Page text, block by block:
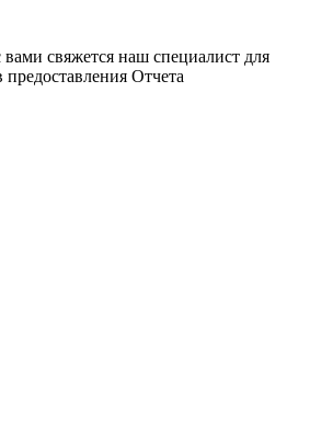
свяжется наш специалист для
Отчета